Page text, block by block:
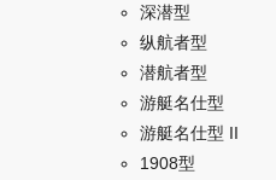
深潜型
纵航者型
潜航者型
游艇名仕型
游艇名仕型 II
1908型